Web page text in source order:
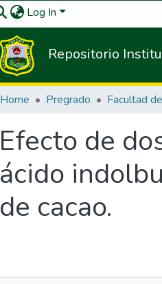
Log In
Repositorio
Home Pregrado Facultad
Efecto de
ácido
de cacao.